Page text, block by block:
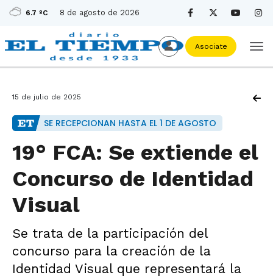
6.7 ºC 8 de agosto de 2026
Asociate
15 de julio de 2025
SE RECEPCIONAN HASTA EL 1 DE AGOSTO
19° FCA: Se extiende el
Concurso de Identidad
Visual
Se trata de la participación del
concurso para la creación de la
Identidad Visual que representará la